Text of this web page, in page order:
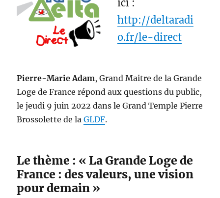
ici :
http://deltaradi
o.fr/le-direct
Pierre-Marie Adam, Grand Maitre de la Grande
Loge de France répond aux questions du public,
le jeudi 9 juin 2022 dans le Grand Temple Pierre
Brossolette de laGLDF.
Le thème : « La Grande Loge de
France : des valeurs, une vision
pour demain »